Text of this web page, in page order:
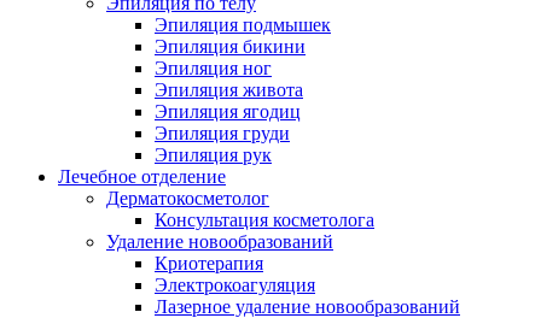
Эпиляция подмышек
Эпиляция бикини
Эпиляция ног
Эпиляция живота
Эпиляция ягодиц
Эпиляция груди
Эпиляция рук
Лечебное отделение
Дерматокосметолог
Консультация косметолога
Удаление новообразований
Криотерапия
Электрокоагуляция
Лазерное удаление новообразований